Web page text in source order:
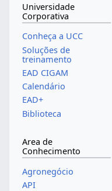
Universidade
Corporativa
Conheça a UCC
Soluções de
treinamento
EAD CIGAM
Calendário
EAD+
Biblioteca
Area de
Conhecimento
Agronegócio
API